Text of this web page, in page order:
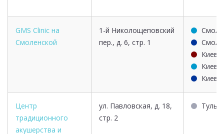
GMS Clinic на
Смоленской
1-й Николощеповский
пер., д. 6, стр. 1
Центр
традиционного
акушерства и
ул. Павловская, д. 18,
стр. 2